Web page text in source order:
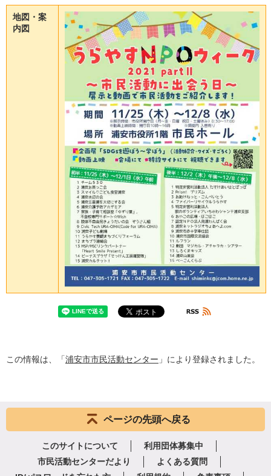
地図・案
内図
この情報は、「浦安市市民活動センター 」により登録されました。
ページの先頭へ戻る
このサイトについて
利用団体募集中
市民活動センターだより
よくある質問